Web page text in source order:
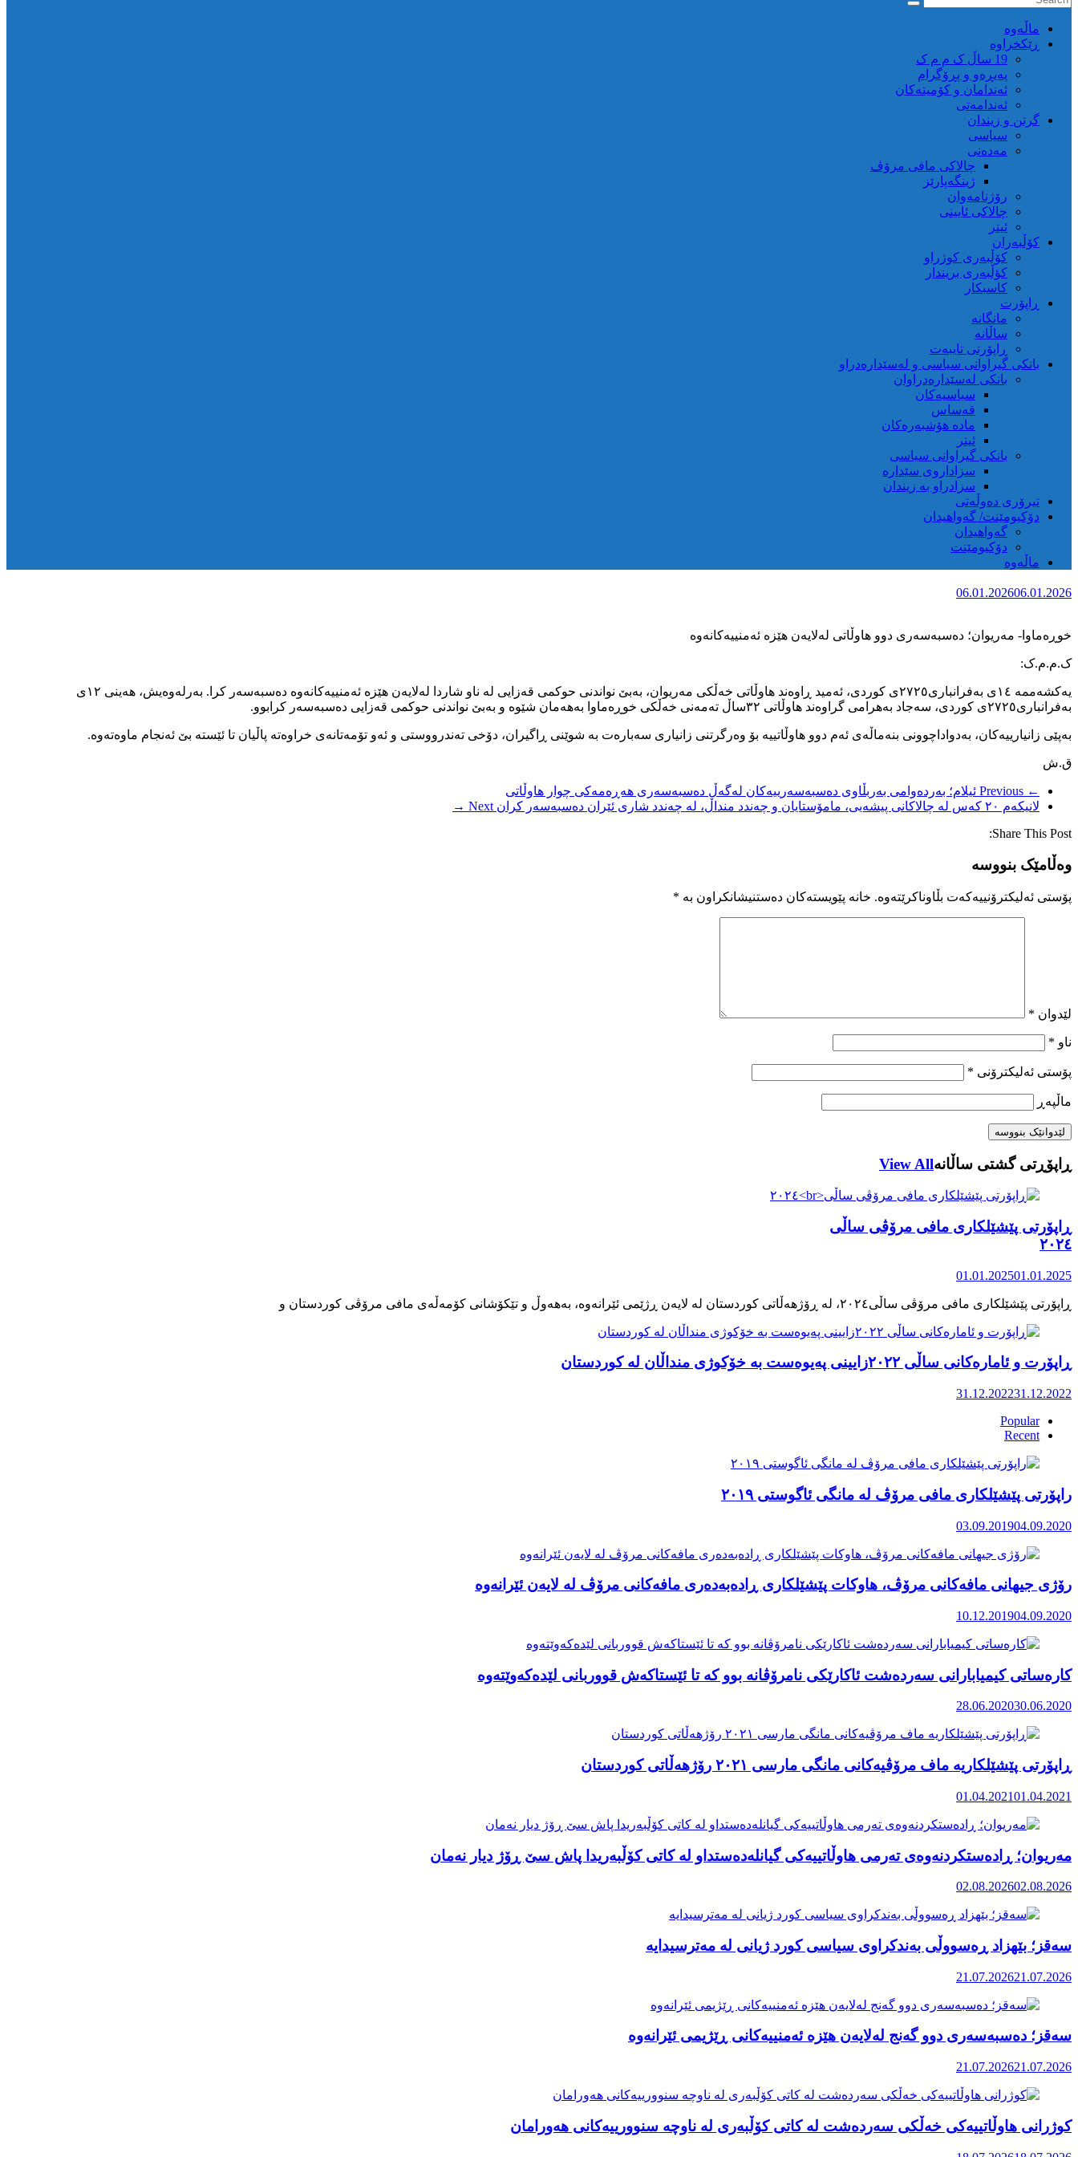
ماڵه‌وه‌
ڕێکخراوە
19 ساڵ ک م م ک
پەیڕەو و پڕۆگرام
ئەندامان و کۆمیتەکان
ئەندامەتی
گرتن و زیندان
سیاسی
مەدەنی
چالاکی مافی مرۆڤ
ژینگەپارێز
رۆژنامەوان
چالاکی ئایینی
ئیتر
کۆڵبەران
کۆڵبەری کوژراو
کؤڵبەری بریندار
کاسبکار
ڕاپۆرت
مانگانە
ساڵانە
ڕاپۆرتی تایبەت
بانکی گیراوانی سیاسی و لەسێدارەدراو
بانکی لەسێدارەدراوان
سیاسیەکان
قەساس
مادە هۆشبەرەکان
ئیتر
بانکی گیراوانی سیاسی
سزاداروی سێدارە
سزادراو بە زیندان
تیرۆری دەوڵەتی
دۆکیومێنت/ گەواهیدان
گەواهیدان
دۆکیومێنت
ماڵەوە
06.01.202606.01.2026
خوڕەماوا- مەریوان؛ دەسبەسەری دوو هاوڵاتی لەلایەن هێزە ئەمنییەکانەوە
ک.م.م.ک:
یەکشەممە ١٤ی بەفرانباری٢٧٢٥ی کوردی، ئەمید ڕاوەند هاوڵاتی خەڵکی مەریوان، بەبێ نواندنی حوکمی قەزایی لە ناو شاردا لەلایەن هێزە ئەمنییەکانەوە دەسبەسەر کرا. بەرلەوەیش، هەینی ١٢ی
بەفرانباری٢٧٢٥ی کوردی، سەجاد بەهرامی گراوەند هاوڵاتی ٣٢ساڵ تەمەنی خەڵکی خوڕەماوا بەهەمان شێوە و بەبێ نواندنی حوکمی قەزایی دەسبەسەر کرابوو.
بەپێی زانیارییەکان، بەدواداچوونی بنەماڵەی ئەم دوو هاوڵاتییە بۆ وەرگرتنی زانیاری سەبارەت بە شوێنی ڕاگیران، دۆخی تەندرووستی و ئەو تۆمەتانەی خراوەتە پاڵیان تا ئێستە بێ ئەنجام ماوەتەوە.
ق.ش
← Previous
ئیلام؛ بەردەوامی بەربڵاوی دەسبەسەرییەکان لەگەڵ دەسبەسەری هەڕەمەکی چوار هاوڵاتی
لانیکەم ٢٠ کەس لە چالاکانی پیشەیی، مامۆستایان و چەندد منداڵ، لە چەندد شاری ئێران دەسبەسەر کران
Next →
Share This Post:
وەڵامێک بنووسە
پۆستی ئەلیکترۆنییەکەت بڵاوناکرێتەوە. خانە پێویستەکان دەستنیشانکراون بە *
لێدوان *
ناو *
پۆستی ئەلیکترۆنی *
ماڵپه‌ڕ
ڕاپۆڕتی گشتی ساڵانهView All
ڕاپۆرتی پێشێلکاری مافی مرۆڤی ساڵی
٢٠٢٤
01.01.202501.01.2025
ڕاپۆرت و ئامارەکانی ساڵی ٢٠٢٢زایینی پەیوەست بە خۆکوژی منداڵان لە کوردستان
31.12.202231.12.2022
Popular
Recent
راپۆرتی پێشێلكاری مافی مرۆڤ له‌ مانگی ئاگوستی ٢٠١٩
03.09.201904.09.2020
رۆژی جیهانی مافەکانی مرۆڤ، هاوکات پێشێلکاری ڕادەبەدەری مافەکانی مرۆڤ لە لایەن ئێرانەوە
10.12.201904.09.2020
کارەساتی کیمیابارانی سەردەشت ئاکارێکی نامرۆڤانە بوو کە تا ئێستاکەش قووربانی لێدەکەوێتەوە
28.06.202030.06.2020
ڕاپۆرتی پێشێلکاریە ماف مرۆڤیەکانی مانگی مارسی ٢٠٢١ رۆژهەڵاتی کوردستان
01.04.202101.04.2021
مەریوان؛ ڕادەستکردنەوەی تەرمی هاوڵاتییەکی گیانلەدەستداو لە کاتی کۆڵبەریدا پاش سێ ڕۆژ دیار نەمان
02.08.202602.08.2026
سەقز؛ بێهزاد ڕەسووڵی بەندکراوی سیاسی کورد ژیانی لە مەترسیدایە
21.07.202621.07.2026
سەقز؛ دەسبەسەری دوو گەنج لەلایەن هێزە ئەمنییەکانی ڕێژیمی ئێرانەوە
21.07.202621.07.2026
کوژرانی هاوڵاتییەکی خەڵکی سەردەشت لە کاتی کۆڵبەری لە ناوچە سنوورییەکانی هەورامان